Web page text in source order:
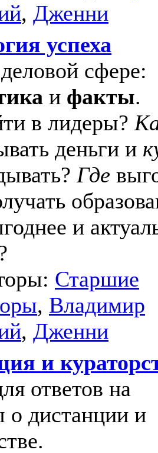
, Дженни
успеха
сфере:
и факты.
в лидеры?
деньги и
Где
и
Старшие
, Владимир
, Дженни
и
ответов на
о дистанции и